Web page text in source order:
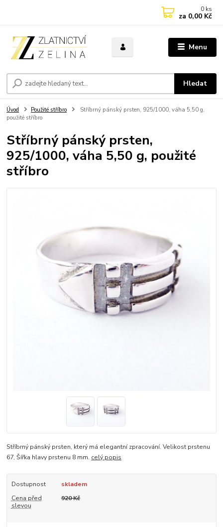
Menu
Hledat
0 ks
za 0,00 Kč
Úvod Použité stříbro
Stříbrný pánský prsten, 925/1000, váha 5,50 g,
použité stříbro
Stříbrný pánský prsten,
925/1000, váha 5,50 g, použité
stříbro
Stříbrný pánský prsten, který má elegantní zpracování. Velikost prstenu
67, Šířka hlavy prstenu 8 mm. celý popis
Dostupnost
skladem
Cena před
slevou
920 Kč